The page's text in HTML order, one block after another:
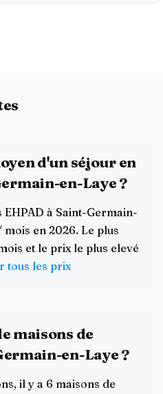
d'un séjour en
en-Laye ?
à Saint-Germain-
en 2026. Le plus
et le prix le plus elevé
tous les prix
maisons de
en-Laye ?
il y a 6 maisons de